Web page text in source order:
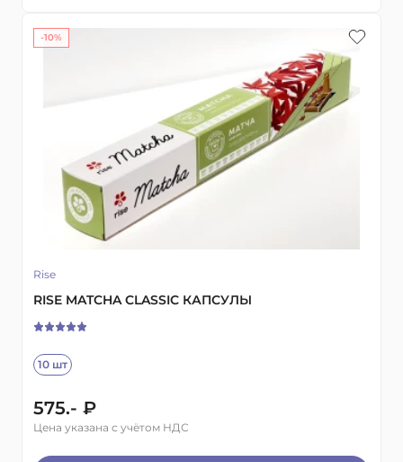
Rise
RISE MATCHA CLASSIC КАПСУЛЫ
10 шт
-10%
575.- ₽
Цена указана с учётом НДС